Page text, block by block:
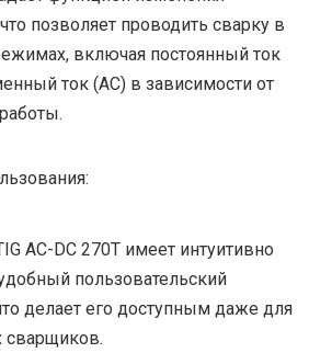
позволяет проводить сварку в
включая постоянный ток
ток (AC) в зависимости от
AC-DC 270T имеет интуитивно
пользовательский
делает его доступным даже для
сварщиков.